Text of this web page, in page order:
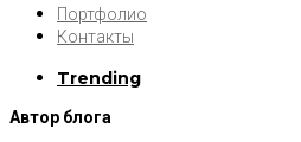
Портфолио
Контакты
Trending
Автор блога